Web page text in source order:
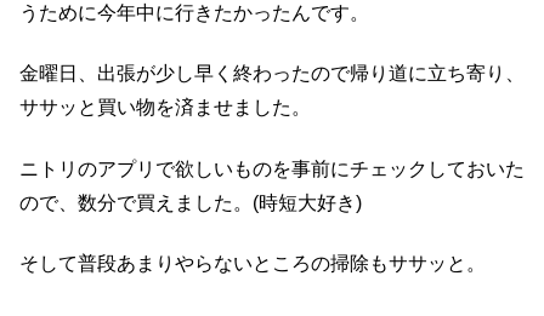
うために今年中に行きたかったんです。
金曜日、出張が少し早く終わったので帰り道に立ち寄り、
ササッと買い物を済ませました。
ニトリのアプリで欲しいものを事前にチェックしておいた
ので、数分で買えました。(時短大好き)
そして普段あまりやらないところの掃除もササッと。